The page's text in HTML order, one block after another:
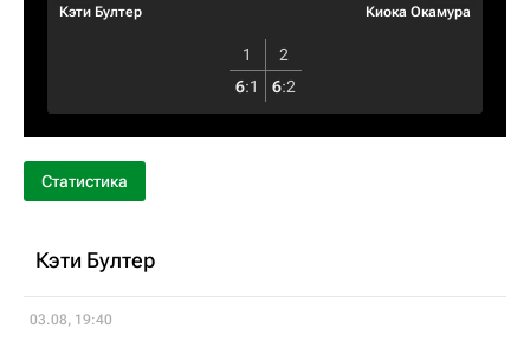
Кэти Бултер Киока Окамура
1
2
6:1 6:2
Статистика
Кэти Бултер
03.08, 19:40